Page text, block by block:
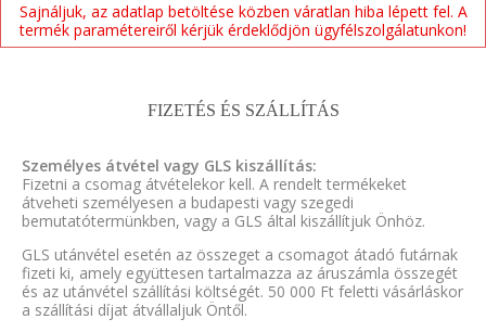
Sajnáljuk, az adatlap betöltése közben váratlan hiba lépett fel. A
termék paramétereiről kérjük érdeklődjön ügyfélszolgálatunkon!
FIZETÉS ÉS SZÁLLÍTÁS
Személyes átvétel vagy GLS kiszállítás:
Fizetni a csomag átvételekor kell. A rendelt termékeket
átveheti személyesen a budapesti vagy szegedi
bemutatótermünkben, vagy a GLS által kiszállítjuk Önhöz.
GLS utánvétel esetén az összeget a csomagot átadó futárnak
fizeti ki, amely együttesen tartalmazza az áruszámla összegét
és az utánvétel szállítási költségét. 50 000 Ft feletti vásárláskor
a szállítási díjat átvállaljuk Öntől.